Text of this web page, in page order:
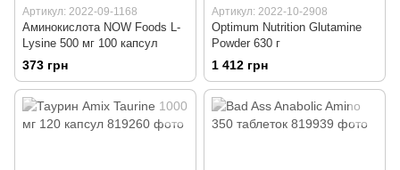
Артикул: 2022-09-1168
Аминокислота NOW Foods L-
Lysine 500 мг 100 капсул
373 грн
Артикул: 2022-10-2908
Optimum Nutrition Glutamine
Powder 630 г
1 412 грн